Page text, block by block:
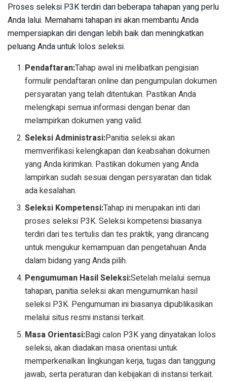
Proses seleksi P3K terdiri dari beberapa tahapan yang perlu
Anda lalui. Memahami tahapan ini akan membantu Anda
mempersiapkan diri dengan lebih baik dan meningkatkan
peluang Anda untuk lolos seleksi.
Pendaftaran:Tahap awal ini melibatkan pengisian
formulir pendaftaran online dan pengumpulan dokumen
persyaratan yang telah ditentukan. Pastikan Anda
melengkapi semua informasi dengan benar dan
melampirkan dokumen yang valid.
Seleksi Administrasi:Panitia seleksi akan
memverifikasi kelengkapan dan keabsahan dokumen
yang Anda kirimkan. Pastikan dokumen yang Anda
lampirkan sudah sesuai dengan persyaratan dan tidak
ada kesalahan.
Seleksi Kompetensi:Tahap ini merupakan inti dari
proses seleksi P3K. Seleksi kompetensi biasanya
terdiri dari tes tertulis dan tes praktik, yang dirancang
untuk mengukur kemampuan dan pengetahuan Anda
dalam bidang yang Anda pilih.
Pengumuman Hasil Seleksi:Setelah melalui semua
tahapan, panitia seleksi akan mengumumkan hasil
seleksi P3K. Pengumuman ini biasanya dipublikasikan
melalui situs resmi instansi terkait.
Masa Orientasi:Bagi calon P3K yang dinyatakan lolos
seleksi, akan diadakan masa orientasi untuk
memperkenalkan lingkungan kerja, tugas dan tanggung
jawab, serta peraturan dan kebijakan di instansi terkait.